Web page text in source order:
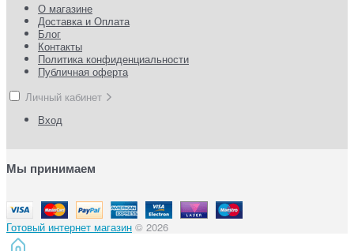
О магазине
Доставка и Оплата
Блог
Контакты
Политика конфиденциальности
Публичная оферта
Личный кабинет
Вход
Мы принимаем
Готовый интернет магазин © 2026